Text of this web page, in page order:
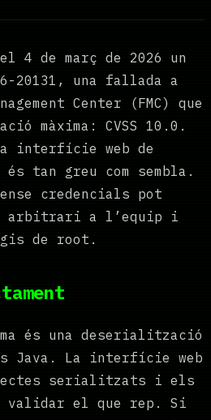
4 de març de 2026 un
20131, una fallada a
Center (FMC) que
màxima: CVSS 10.0.
interfície web de
tan greu com sembla.
credencials pot
arbitrari a l’equip i
de root.
és una deserialització
Java. La interfície web
serialitzats i els
validar el que rep. Si